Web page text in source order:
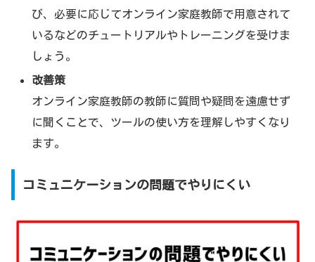
び、必要に応じてオンライン家庭教師で用意されて
いるなどのチュートリアルやトレーニングを受けま
しょう。
改善策
オンライン家庭教師の教師に質問や疑問を遠慮せず
に聞くことで、ツールの使い方を理解しやすくなり
ます。
コミュニケーションの問題でやりにくい